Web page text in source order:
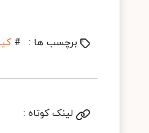
برچسب ها : #
لینک کوتاه :